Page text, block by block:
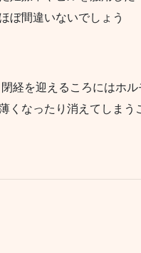
ぼ間違いないでしょう
経を迎えるころにはホ
なったり消えてしまう